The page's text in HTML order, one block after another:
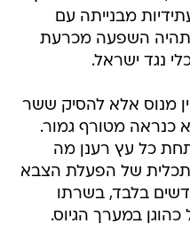
מבנייתה עם
תהיה השפעה מכרעת
נגד ישראל.
מנוס אלא להסיק ששר
כנראה מטורף גמור.
כל עץ רענן מה
של הפעלת הצבא
לבש למשך 16 חודשים בלבד, בשרתו
במערך הגיוס.